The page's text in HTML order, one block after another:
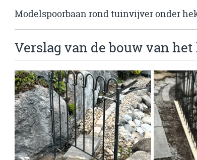
Modelspoorbaan rond tuinvijver onder
Verslag van de bouw van